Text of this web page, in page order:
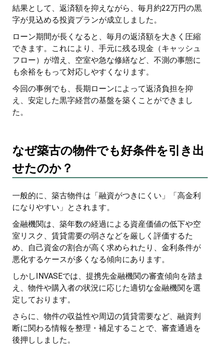
結果として、返済額を抑えながら、毎月約22万円の黒
字が見込める投資プランが成立しました。
ローン期間が長くなると、毎月の返済額を大きく圧縮
できます。これにより、手元に残る現金（キャッシュ
フロー）が増え、空室や急な修繕など、不測の事態に
も余裕をもって対応しやすくなります。
今回の事例でも、長期ローンによって返済負担を抑
え、安定した黒字経営の基盤を築くことができまし
た。
なぜ築古の物件でも好条件を引き出
せたのか？
一般的に、築古物件は「融資がつきにくい」「高金利
になりやすい」とされます。
金融機関は、築年数の経過による資産価値の低下や空
室リスク、賃貸需要の弱さなどを厳しく評価するた
め、自己資金の割合が高く求められたり、金利条件が
悪化するケースが多くなる傾向にあります。
しかしINVASEでは、提携先金融機関の審査傾向を踏ま
え、物件や購入者の状況に応じた適切な金融機関を選
定しております。
さらに、物件の収益性や周辺の賃貸需要など、融資判
断に関わる情報を整理・補足することで、審査通過を
後押ししました。